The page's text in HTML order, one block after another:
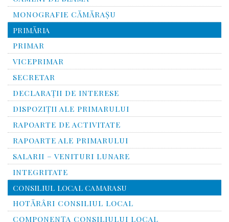
MONOGRAFIE CĂMĂRAŞU
PRIMĂRIA
PRIMAR
VICEPRIMAR
SECRETAR
DECLARAȚII DE INTERESE
DISPOZIȚII ALE PRIMARULUI
RAPOARTE DE ACTIVITATE
RAPOARTE ALE PRIMARULUI
SALARII – VENITURI LUNARE
INTEGRITATE
CONSILIUL LOCAL CAMARASU
HOTĂRÂRI CONSILIUL LOCAL
COMPONENŢA CONSILIULUI LOCAL